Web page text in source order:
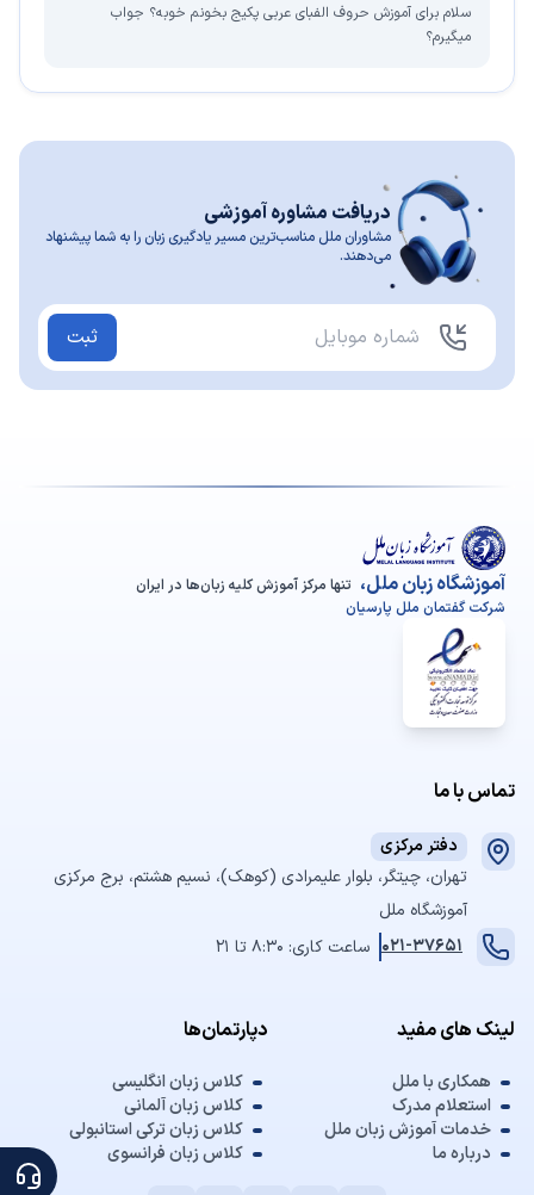
سلام برای آموزش حروف الفبای عربی پکیج بخونم خوبه؟ جواب
میگیرم؟
دریافت مشاوره آموزشی
مشاوران ملل مناسب‌ترین مسیر یادگیری زبان را به شما پیشنهاد
می‌دهند.
ثبت
آموزشگاه زبان ملل، تنها مرکز آموزش کلیه زبان‌ها در ایران
شرکت گفتمان ملل پارسیان
تماس با ما
دفتر مرکزی
تهران، چیتگر، بلوار علیمرادی (کوهک)، نسیم هشتم، برج مرکزی
آموزشگاه ملل
021-37651 ساعت کاری: 8:30 تا 21
لینک های مفید
همکاری با ملل
استعلام مدرک
خدمات آموزش زبان ملل
درباره ما
دپارتمان‌ها
کلاس زبان انگلیسی
کلاس زبان آلمانی
کلاس زبان ترکی استانبولی
کلاس زبان فرانسوی